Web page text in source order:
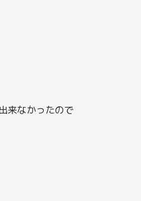
来なかったので